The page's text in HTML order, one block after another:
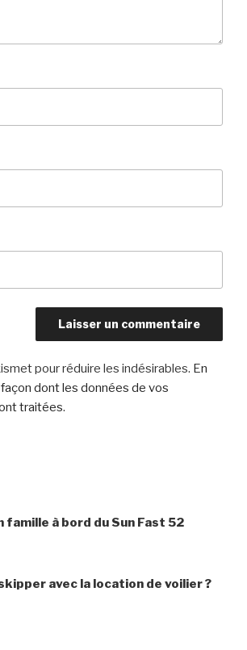
pour réduire les indésirables. En
dont les données de vos
traitées.
famille à bord du Sun Fast 52
avec la location de voilier ?